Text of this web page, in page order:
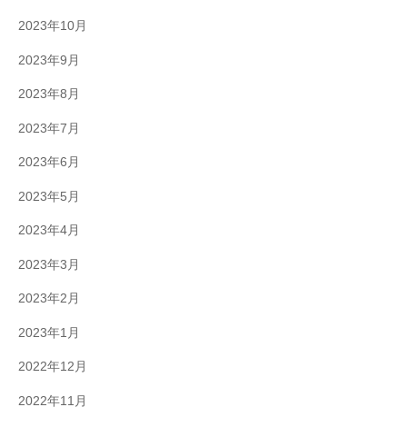
2023年10月
2023年9月
2023年8月
2023年7月
2023年6月
2023年5月
2023年4月
2023年3月
2023年2月
2023年1月
2022年12月
2022年11月